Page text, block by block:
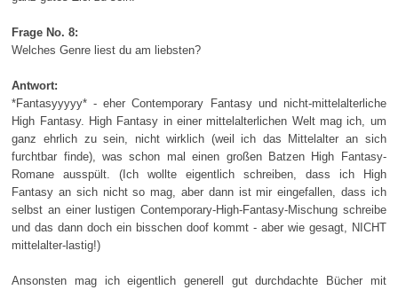
Frage No. 8:
Welches Genre liest du am liebsten?
Antwort:
*Fantasyyyyy* - eher Contemporary Fantasy und nicht-mittelalterliche
High Fantasy. High Fantasy in einer mittelalterlichen Welt mag ich, um
ganz ehrlich zu sein, nicht wirklich (weil ich das Mittelalter an sich
furchtbar finde), was schon mal einen großen Batzen High Fantasy-
Romane ausspült. (Ich wollte eigentlich schreiben, dass ich High
Fantasy an sich nicht so mag, aber dann ist mir eingefallen, dass ich
selbst an einer lustigen Contemporary-High-Fantasy-Mischung schreibe
und das dann doch ein bisschen doof kommt - aber wie gesagt, NICHT
mittelalter-lastig!)
Ansonsten mag ich eigentlich generell gut durchdachte Bücher mit